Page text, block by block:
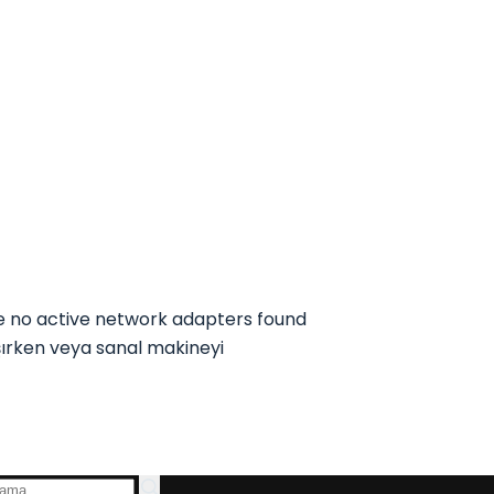
no active network adapters found
veya sanal makineyi